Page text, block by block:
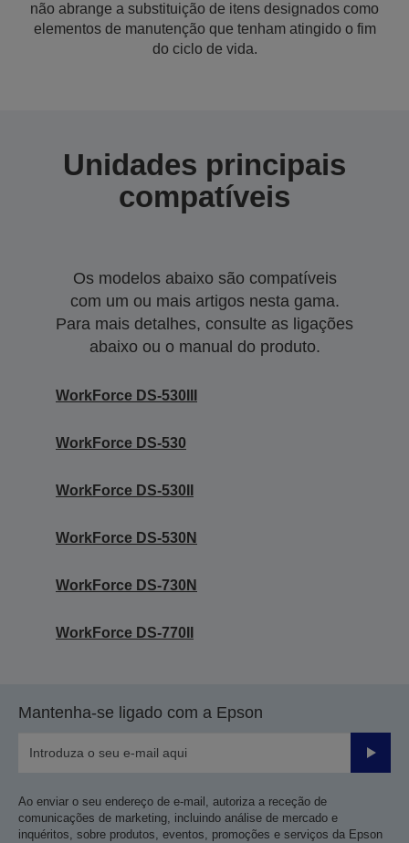
não abrange a substituição de itens designados como
elementos de manutenção que tenham atingido o fim
do ciclo de vida.
Unidades principais
compatíveis
Os modelos abaixo são compatíveis
com um ou mais artigos nesta gama.
Para mais detalhes, consulte as ligações
abaixo ou o manual do produto.
WorkForce DS-530III
WorkForce DS-530
WorkForce DS-530II
WorkForce DS-530N
WorkForce DS-730N
WorkForce DS-770II
Mantenha-se ligado com a Epson
Enviar
Ao enviar o seu endereço de e-mail, autoriza a receção de
comunicações de marketing, incluindo análise de mercado e
inquéritos, sobre produtos, eventos, promoções e serviços da Epson